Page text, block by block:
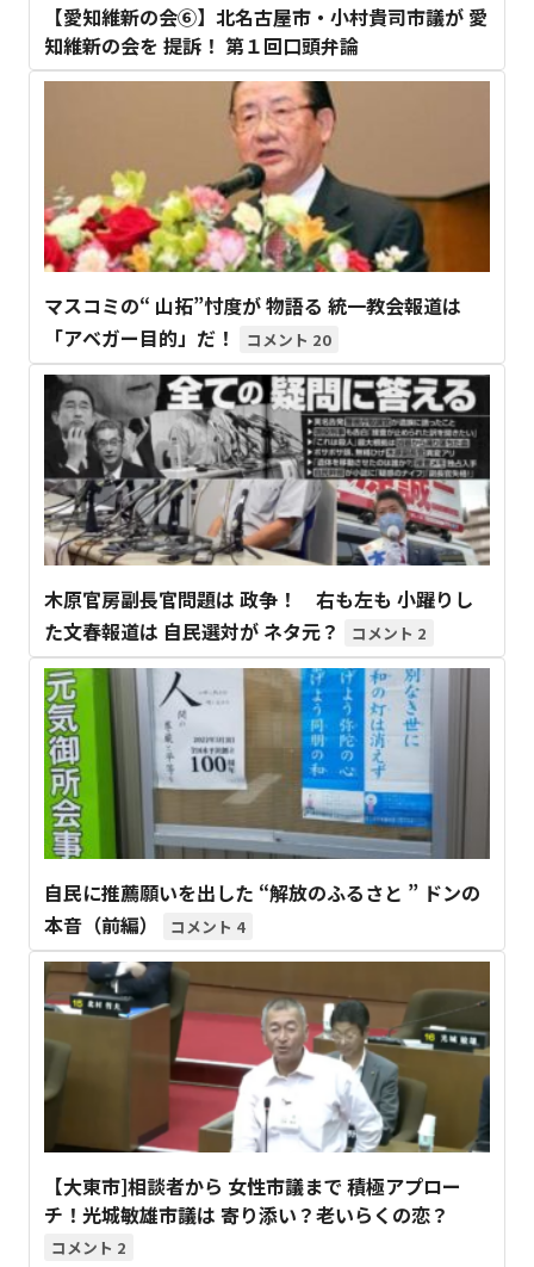
【愛知維新の会⑥】北名古屋市・小村貴司市議が 愛
知維新の会を 提訴！ 第１回口頭弁論
マスコミの“ 山拓”忖度が 物語る 統一教会報道は
「アベガー目的」だ！
20
木原官房副長官問題は 政争！ 右も左も 小躍りし
た文春報道は 自民選対が ネタ元？
2
自民に推薦願いを出した “解放のふるさと ” ドンの
本音（前編）
4
【大東市]相談者から 女性市議まで 積極アプロー
チ！光城敏雄市議は 寄り添い？老いらくの恋？
2